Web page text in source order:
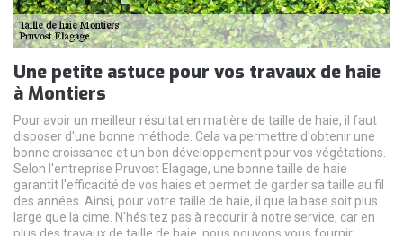
Une petite astuce pour vos travaux de haie
à Montiers
Pour avoir un meilleur résultat en matière de taille de haie, il faut
disposer d'une bonne méthode. Cela va permettre d'obtenir une
bonne croissance et un bon développement pour vos végétations.
Selon l'entreprise Pruvost Elagage, une bonne taille de haie
garantit l'efficacité de vos haies et permet de garder sa taille au fil
des années. Ainsi, pour votre taille de haie, il que la base soit plus
large que la cime. N'hésitez pas à recourir à notre service, car en